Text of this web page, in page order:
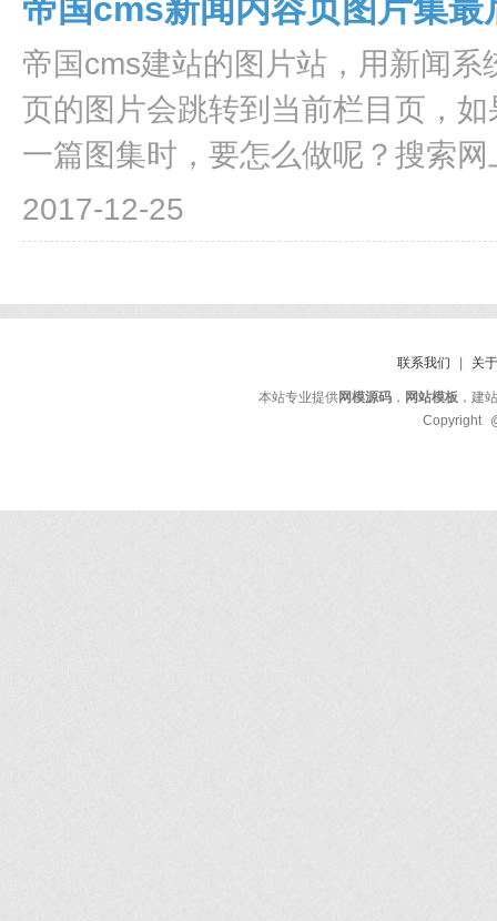
帝国cms新闻内容页图片集
帝国cms建站的图片站，用新闻
页的图片会跳转到当前栏目页，
一篇图集时，要怎么做呢？搜索
2017-12-25
联系我们 关
本站专业提供网模源码 ， 网站模板 ，建
Copyright